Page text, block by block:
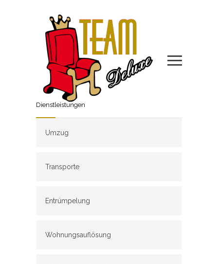
Dienstleistungen
Umzug
Transporte
Entrümpelung
Wohnungsauflösung